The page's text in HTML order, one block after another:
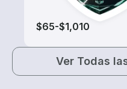
$65-$1,010
Ver Todas